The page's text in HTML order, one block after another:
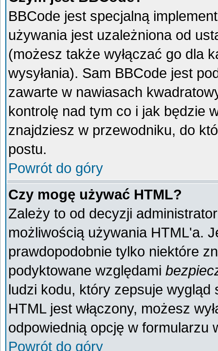
BBCode jest specjalną
używania jest uzależniona od
(możesz także wyłączać go dla
wysyłania). Sam BBCode jest
zawarte w nawiasach
kontrolę nad tym co i jak będzie
znajdziesz w przewodniku, do
postu.
Powrót do góry
Czy mogę używać HTML?
Zależy to od decyzji
możliwością używania HTML'a.
prawdopodobnie tylko niektóre
podyktowane względami
ludzi kodu, który zepsuje wygląd
HTML jest włączony, możesz
odpowiednią opcję w formularzu
Powrót do góry